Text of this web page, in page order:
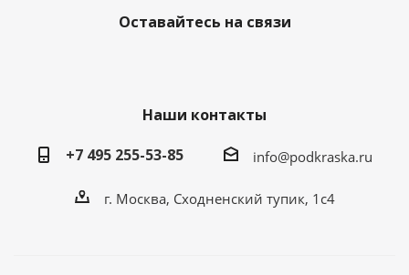
Оставайтесь на связи
Наши контакты
+7 495 255-53-85
info@podkraska.ru
г. Москва, Сходненский тупик, 1с4